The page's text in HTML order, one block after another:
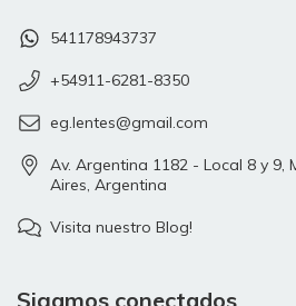
541178943737
+54911-6281-8350
eg.lentes@gmail.com
Av. Argentina 1182 - Local 8 y 9,
Aires, Argentina
Visita nuestro Blog!
Sigamos conectados